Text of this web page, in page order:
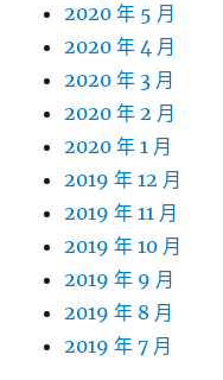
2020 年 5 月
2020 年 4 月
2020 年 3 月
2020 年 2 月
2020 年 1 月
2019 年 12 月
2019 年 11 月
2019 年 10 月
2019 年 9 月
2019 年 8 月
2019 年 7 月